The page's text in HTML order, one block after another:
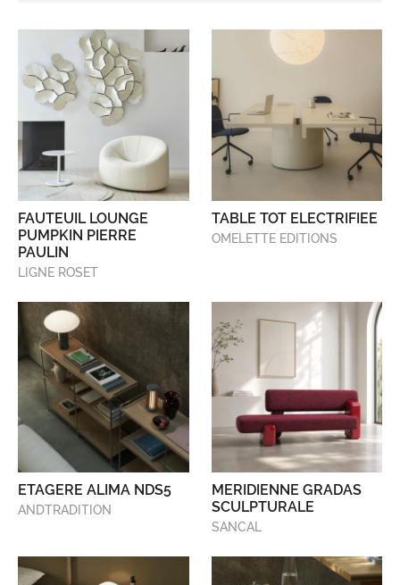
FAUTEUIL LOUNGE
PUMPKIN PIERRE
PAULIN
LIGNE ROSET
TABLE TOT ELECTRIFIEE
OMELETTE EDITIONS
ETAGERE ALIMA NDS5
ANDTRADITION
MERIDIENNE GRADAS
SCULPTURALE
SANCAL